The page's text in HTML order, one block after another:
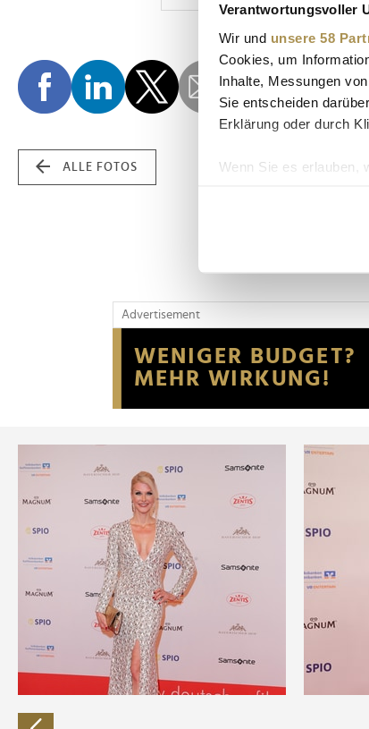
Verantwortungsvoller
Wir und unsere 58
Cookies, um
Inhalte, Messungen
Sie entscheiden
Erklärung oder durch
Wenn Sie es erlauben,
Erfahren Sie mehr
Wir verwenden
Website an unsere
möglicherweise mit
der Dienste gesammelt
ALLE FOTOS
Advertisement